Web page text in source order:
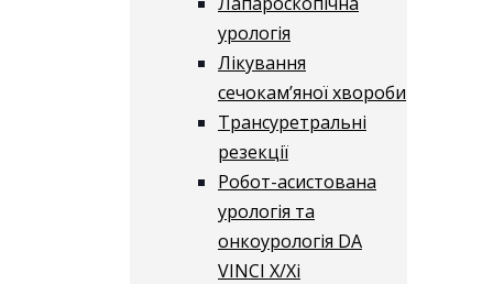
урологія
Лікування
сечокам’яної хвороби
Трансуретральні
резекції
Робот-асистована
урологія та
онкоурологія DA
VINCI X/Xі